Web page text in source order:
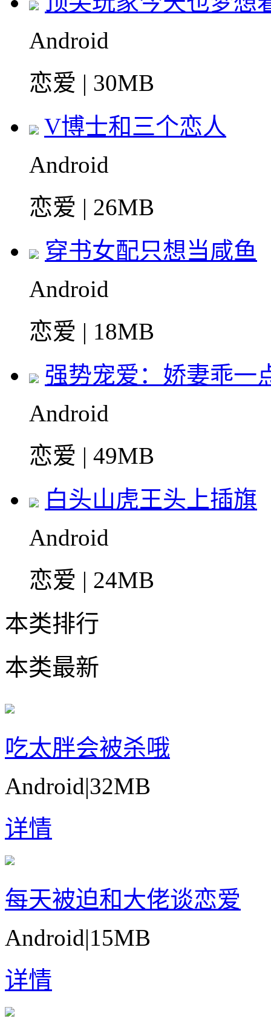
Android
恋爱 | 30MB
V博士和三个恋人
Android
恋爱 | 26MB
穿书女配只想当咸鱼
Android
恋爱 | 18MB
强势宠爱：娇妻乖一
Android
恋爱 | 49MB
白头山虎王头上插旗
Android
恋爱 | 24MB
本类排行
本类最新
吃太胖会被杀哦
Android|32MB
详情
每天被迫和大佬谈恋爱
Android|15MB
详情